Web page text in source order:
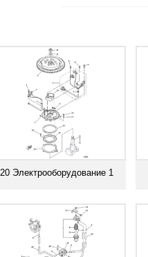
20 Электрооборудование 1